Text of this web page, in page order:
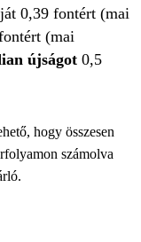
0,39 fontért (mai
(mai
újságot 0,5
hogy összesen
számolva